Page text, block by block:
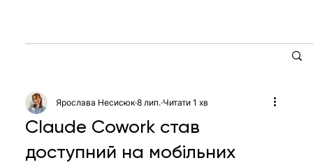
Claude Cowork став
доступний на мобільних
Ярослава Несисюк 8 лип. Читати 1 хв